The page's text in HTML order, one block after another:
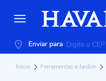
Enviar para
Início Ferramentas e Jardim